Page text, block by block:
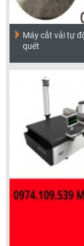
Máy cắt vải tự
quét